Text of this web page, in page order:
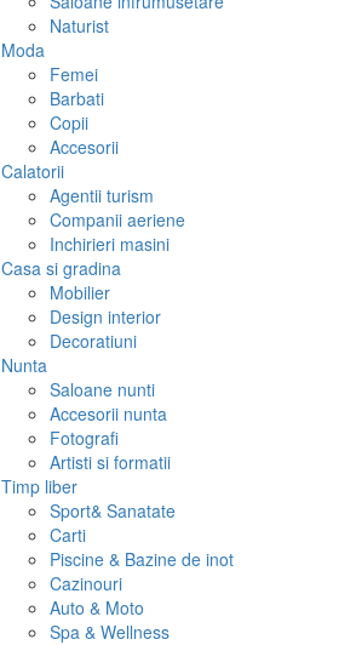
Naturist
Moda
Femei
Barbati
Copii
Accesorii
Calatorii
Agentii turism
Companii aeriene
Inchirieri masini
Casa si gradina
Mobilier
Design interior
Decoratiuni
Nunta
Saloane nunti
Accesorii nunta
Fotografi
Artisti si formatii
Timp liber
Sport& Sanatate
Carti
Piscine & Bazine de inot
Cazinouri
Auto & Moto
Spa & Wellness